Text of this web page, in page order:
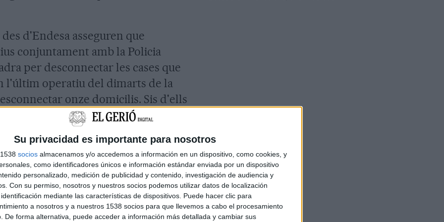
Su privacidad es importante para nosotros
socios almacenamos y/o accedemos a información en un dispositivo, como cookies, y
como identificadores únicos e información estándar enviada por un dispositivo
personalizado, medición de publicidad y contenido, investigación de audiencia y
Con su permiso, nosotros y nuestros socios podemos utilizar datos de localización
mediante las características de dispositivos. Puede hacer clic para
a nosotros y a nuestros 1538 socios para que llevemos a cabo el procesamiento
De forma alternativa, puede acceder a información más detallada y cambiar sus
d'Endesa asseguren que
conjuntament amb la Policia
per desconnectar les cases que
l'últim operatiu del dimarts de la
onze domicilis. Sis d'ells
altres cinc eren connexions a
tot, l'empresa assegura que hi
en veure l'operatiu van retirar la
arribessin els tècnics.
el principal motiu
operatiu, els Mossos d'Esquadra